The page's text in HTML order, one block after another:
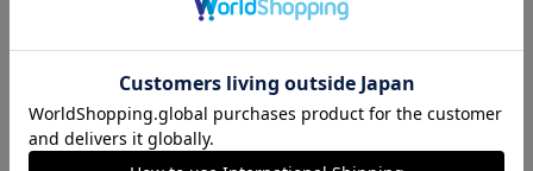
フォーム（1st）
36,500円
12,500円
トピックス